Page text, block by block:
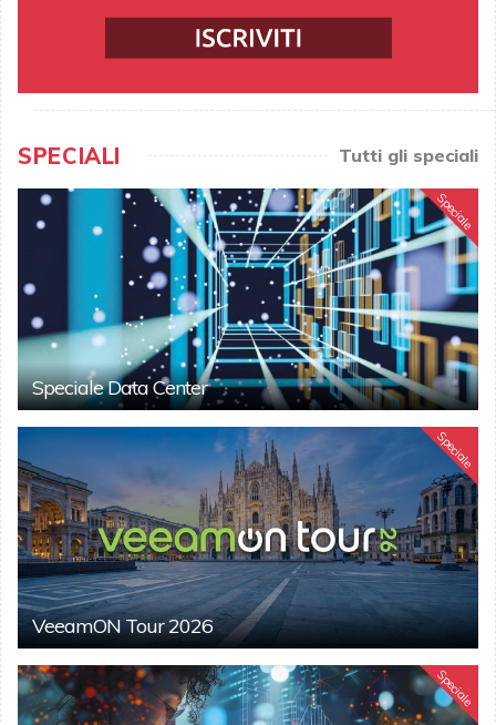
SPECIALI Tutti gli speciali
Speciale
Speciale Data Center
Speciale
VeeamON Tour 2026
Speciale